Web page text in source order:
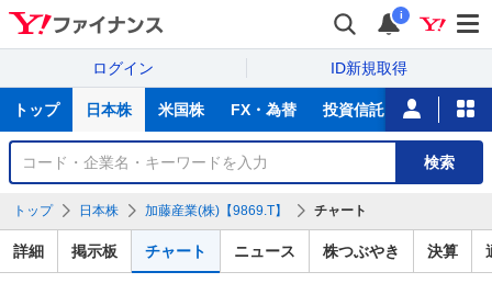
i
ログイン ID新規取得
サ
トップ 日本株 米国株 FX・為替 投資信託 ニュース
銘
検
索
検索
トップ 日本株 加藤産業(株)【9869.T】 チャート
詳細 掲示板 チャート ニュース 株つぶやき 決算